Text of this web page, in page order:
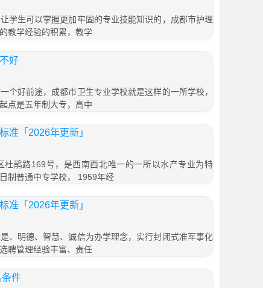
学生可以掌握更加牢固的专业技能知识的，成都市护理
教学经验的积累，教学
好
个好前途，成都市卫生专业学校就是这样的一所学校，
点是五年制大专，高中
准「2026年更新」
杜鹃路169号，是西南西北唯一的一所以水产专业为特
制普通中专学校， 1959年经
准「2026年更新」
、明德、智慧、诚信为办学理念，实行封闭式准军事化
聘管理经验丰富、责任
件